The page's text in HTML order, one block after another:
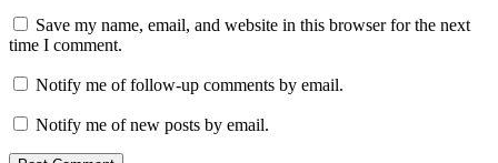
Save my name, email, and website in this browser for the next
time I comment.
Notify me of follow-up comments by email.
Notify me of new posts by email.